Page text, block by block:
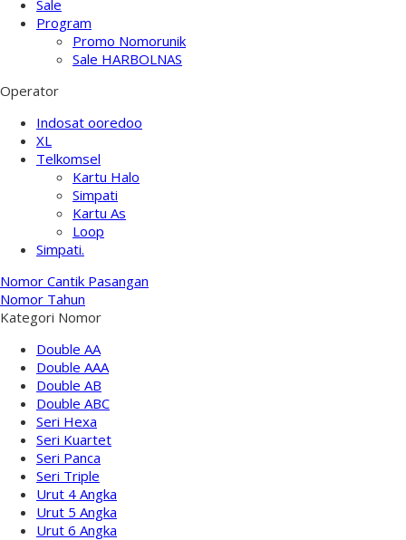
Sale
Program
Promo Nomorunik
Sale HARBOLNAS
Operator
Indosat ooredoo
XL
Telkomsel
Kartu Halo
Simpati
Kartu As
Loop
Simpati.
Nomor Cantik Pasangan
Nomor Tahun
Kategori Nomor
Double AA
Double AAA
Double AB
Double ABC
Seri Hexa
Seri Kuartet
Seri Panca
Seri Triple
Urut 4 Angka
Urut 5 Angka
Urut 6 Angka